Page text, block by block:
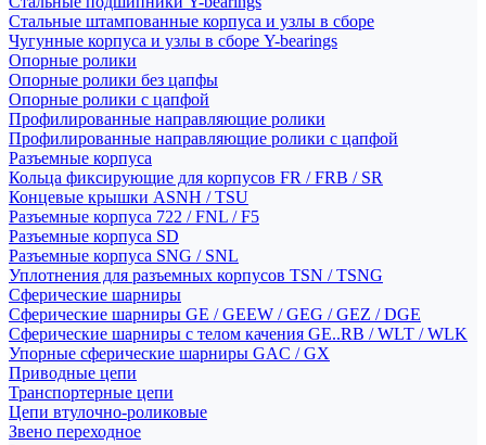
Стальные штампованные корпуса и узлы в сборе
Чугунные корпуса и узлы в сборе Y-bearings
Опорные ролики
Опорные ролики без цапфы
Опорные ролики с цапфой
Профилированные направляющие ролики
Профилированные направляющие ролики с цапфой
Разъемные корпуса
Кольца фиксирующие для корпусов FR / FRB / SR
Концевые крышки ASNH / TSU
Разъемные корпуса 722 / FNL / F5
Разъемные корпуса SD
Разъемные корпуса SNG / SNL
Уплотнения для разъемных корпусов TSN / TSNG
Сферические шарниры
Сферические шарниры GE / GEEW / GEG / GEZ / DGE
Сферические шарниры с телом качения GE..RB / WLT / WLK
Упорные сферические шарниры GAC / GX
Приводные цепи
Транспортерные цепи
Цепи втулочно-роликовые
Звено переходное